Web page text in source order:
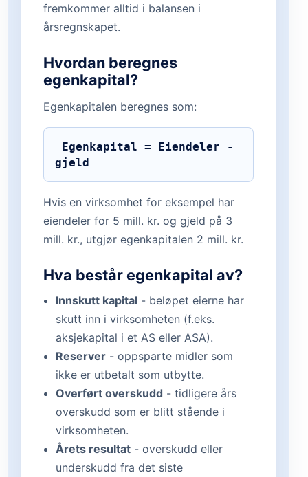
fremkommer alltid i balansen i
årsregnskapet.
Hvordan beregnes
egenkapital?
Egenkapitalen beregnes som:
gjeld
Hvis en virksomhet for eksempel har
eiendeler for 5 mill. kr. og gjeld på 3
mill. kr., utgjør egenkapitalen 2 mill. kr.
Hva består egenkapital av?
Innskutt kapital- beløpet eierne har
skutt inn i virksomheten (f.eks.
aksjekapital i et AS eller ASA).
Reserver- oppsparte midler som
ikke er utbetalt som utbytte.
Overført overskudd - tidligere års
overskudd som er blitt stående i
virksomheten.
Årets resultat- overskudd eller
underskudd fra det siste